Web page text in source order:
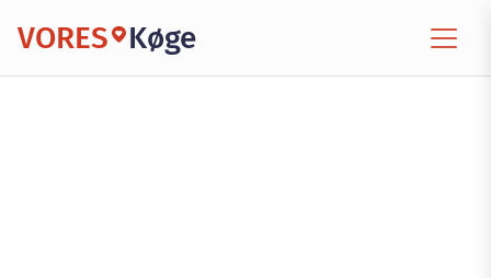
VORES Køge